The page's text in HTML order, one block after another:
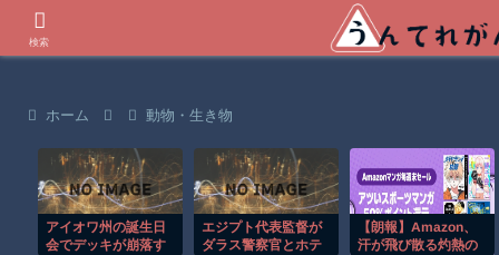
ホーム 動物・生き物
アイオワ州の誕生日
会でデッキが崩落す
エジプト代表監督が
ダラス警察官とホテ
【朗報】Amazon、
汗が飛び散る灼熱の
検索